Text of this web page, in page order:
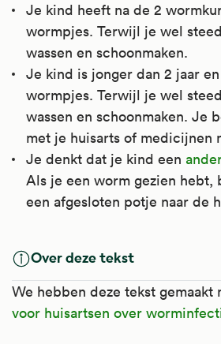
Het is te gebruiken bij
worminfecties, zoals
zweepworm, mijnworm en
Ook is het te gebruiken bij
worminfecties die vooral in
voorkomen.
Kijk voor meer
Apotheek.nl
.
Je kind heeft na de 2
wormpjes. Terwijl je wel
wassen en schoonmaken.
Je kind is jonger dan 2 jaar
wormpjes. Terwijl je wel
wassen en schoonmaken. Je
met je huisarts of medicijnen
Je denkt dat je kind een
Als je een worm gezien hebt,
een afgesloten potje naar de
Over deze tekst
We hebben deze tekst gemaakt
voor huisartsen over